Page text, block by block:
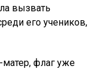
вызвать
его учеников,
матер, флаг уже